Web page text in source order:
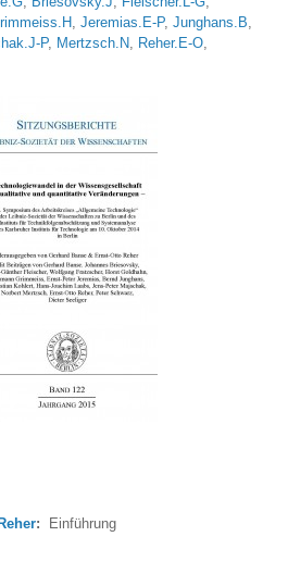
,Jeremias.E-P,Junghans.B,
P, Mertzsch.N, Reher.E-O,
: Einführung